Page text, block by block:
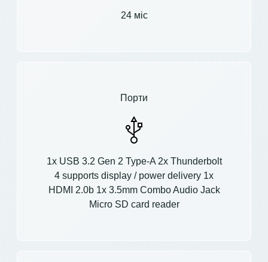
24 міс
Порти
1x USB 3.2 Gen 2 Type-A 2x Thunderbolt
4 supports display / power delivery 1x
HDMI 2.0b 1x 3.5mm Combo Audio Jack
Micro SD card reader